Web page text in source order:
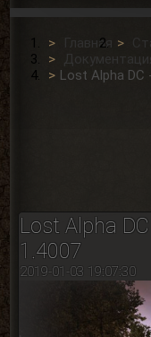
Главная
Lost Alpha DC
Lost Alpha
1.4007
2019-01-03 19:07:30